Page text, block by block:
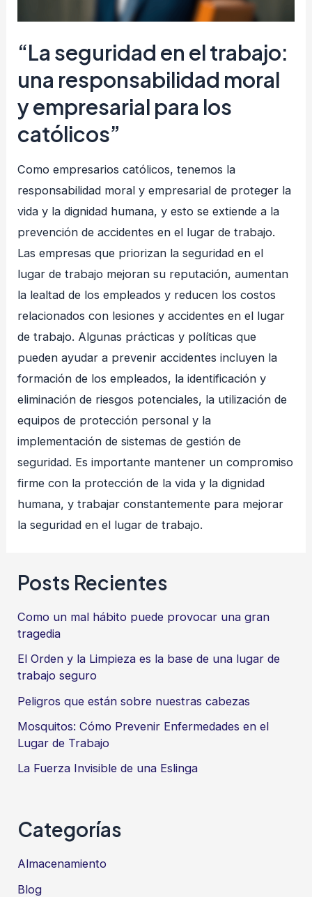
de
“La seguridad en el trabajo:
una responsabilidad moral
y empresarial para los
católicos”
Como empresarios católicos, tenemos la
responsabilidad moral y empresarial de proteger la
vida y la dignidad humana, y esto se extiende a la
prevención de accidentes en el lugar de trabajo.
Las empresas que priorizan la seguridad en el
lugar de trabajo mejoran su reputación, aumentan
la lealtad de los empleados y reducen los costos
relacionados con lesiones y accidentes en el lugar
de trabajo. Algunas prácticas y políticas que
pueden ayudar a prevenir accidentes incluyen la
formación de los empleados, la identificación y
eliminación de riesgos potenciales, la utilización de
equipos de protección personal y la
implementación de sistemas de gestión de
seguridad. Es importante mantener un compromiso
firme con la protección de la vida y la dignidad
humana, y trabajar constantemente para mejorar
la seguridad en el lugar de trabajo.
Posts Recientes
Como un mal hábito puede provocar una gran
tragedia
El Orden y la Limpieza es la base de una lugar de
trabajo seguro
Peligros que están sobre nuestras cabezas
Mosquitos: Cómo Prevenir Enfermedades en el
Lugar de Trabajo
La Fuerza Invisible de una Eslinga
Categorías
Almacenamiento
Blog